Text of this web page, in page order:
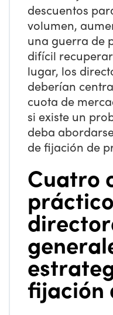
descuentos
volumen,
una guerra de
difícil
lugar, los
deberían
cuota de
si existe un
deba
de fijación de
Cuatro
fijación